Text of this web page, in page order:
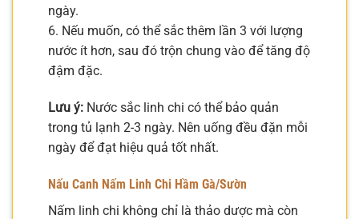
ngày.
6. Nếu muốn, có thể sắc thêm lần 3 với lượng
nước ít hơn, sau đó trộn chung vào để tăng độ
đậm đặc.
Lưu ý: Nước sắc linh chi có thể bảo quản
trong tủ lạnh 2-3 ngày. Nên uống đều đặn mỗi
ngày để đạt hiệu quả tốt nhất.
Nấu Canh Nấm Linh Chi Hầm Gà/Sườn
Nấm linh chi không chỉ là thảo dược mà còn